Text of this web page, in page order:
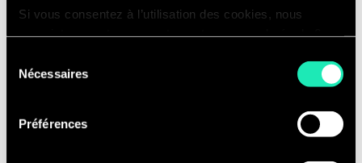
Si vous consentez à l’utilisation des cookies, nous
consentir à cette utilisation à nouveau. Si vous ne
fonctionnement et ne personnalisera pas votre
Nécessaires
Préférences
change (formation, communication,
animation de communautés)
Learning & Development :
élaborer
une stratégie de formation de bout
d’entreprise favorisant